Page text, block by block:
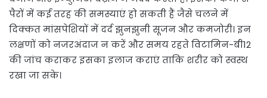
पैरों में कई तरह की समस्याएं हो सकती हैं जैसे चलने में
दिक्कत मांसपेशियों में दर्द झुनझुनी सूजन और कमजोरी। इन
लक्षणों को नजरअंदाज न करें और समय रहते विटामिन-बी12
की जांच कराकर इसका इलाज कराएं ताकि शरीर को स्वस्थ
रखा जा सके।